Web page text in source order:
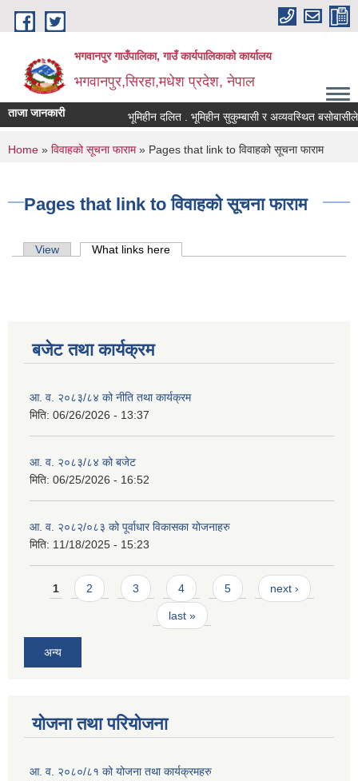
Skip to main content
भगवानपुर गाउँपालिका, गाउँ कार्यपालिकाको कार्यालय
भगवानपुर,सिरहा,मधेश प्रदेश, नेपाल
ताजा जानकारी भूमिहीन दलित . भूमिहीन सुकुम्बासी र अव्यवस्थित बसोबासीले
You are here
Home » विवाहको सूचना फाराम» Pages that link to विवाहको सूचना फाराम
Pages that link to विवाहको सूचना फाराम
Primary tabs
View What links here
बजेट तथा कार्यक्रम
आ. व. २०८३/८४ को नीति तथा कार्यक्रम
मिति: 06/26/2026 - 13:37
आ. व. २०८३/८४ को बजेट
मिति: 06/25/2026 - 16:52
आ. व. २०८२/०८३ को पूर्वाधार विकासका योजनाहरु
मिति: 11/18/2025 - 15:23
Pages
1 2 3 4 5 next ›
last »
अन्य
योजना तथा परियोजना
आ. व. २०८०/८१ को योजना तथा कार्यक्रमहरु